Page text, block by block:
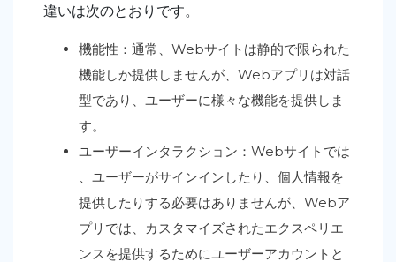
違いは次のとおりです。
機能性：通常、Webサイトは静的で限られた
機能しか提供しませんが、Webアプリは対話
型であり、ユーザーに様々な機能を提供しま
す。
ユーザーインタラクション：Webサイトでは
、ユーザーがサインインしたり、個人情報を
提供したりする必要はありませんが、Webア
プリでは、カスタマイズされたエクスペリエ
ンスを提供するためにユーザーアカウントと